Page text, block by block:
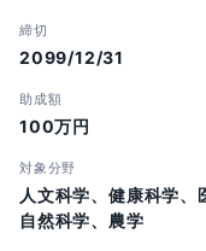
締切
2099/12/31
助成額
100万円
対象分野
人文科学、健康科学、
自然科学、農学